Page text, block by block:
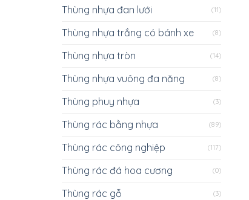
Thùng nhựa đan lưới (11)
Thùng nhựa trắng có bánh xe (8)
Thùng nhựa tròn (14)
Thùng nhựa vuông đa năng (8)
Thùng phuy nhựa (3)
Thùng rác bằng nhựa (89)
Thùng rác công nghiệp (117)
Thùng rác đá hoa cương (0)
Thùng rác gỗ (3)